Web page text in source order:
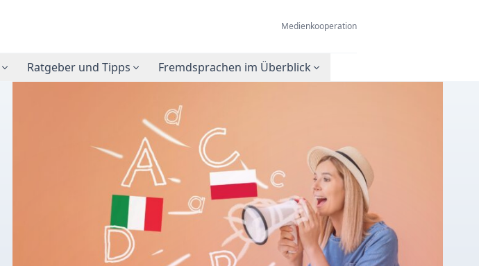
Medienkooperation
Ratgeber und Tipps Fremdsprachen im Überblick